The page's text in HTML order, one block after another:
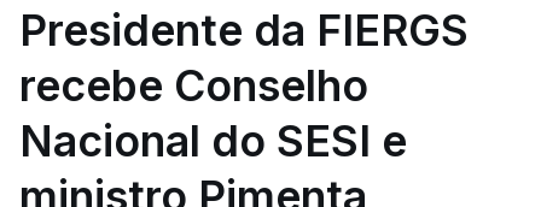
Presidente da FIERGS
recebe Conselho
Nacional do SESI e